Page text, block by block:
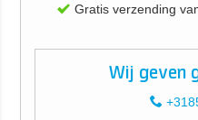
Gratis verzending
Wij geven